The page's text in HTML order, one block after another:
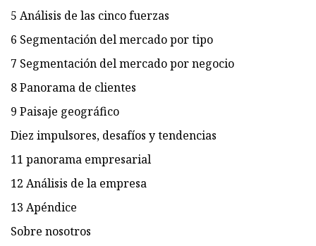
5 Análisis de las cinco fuerzas
6 Segmentación del mercado por tipo
7 Segmentación del mercado por negocio
8 Panorama de clientes
9 Paisaje geográfico
Diez impulsores, desafíos y tendencias
11 panorama empresarial
12 Análisis de la empresa
13 Apéndice
Sobre nosotros